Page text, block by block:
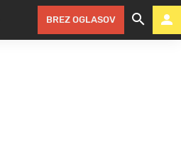
BREZ OGLASOV